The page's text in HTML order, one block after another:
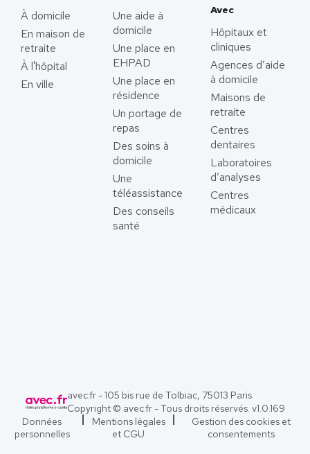
À domicile
En maison de
retraite
À l'hôpital
En ville
Une aide à
domicile
Une place en
EHPAD
Une place en
résidence
Un portage de
repas
Des soins à
domicile
Une
téléassistance
Des conseils
santé
Avec
Hôpitaux et
cliniques
Agences d’aide
à domicile
Maisons de
retraite
Centres
dentaires
Laboratoires
d’analyses
Centres
médicaux
avec.fr - 105 bis rue de Tolbiac, 75013 Paris
Copyright © avec.fr - Tous droits réservés. v1.0.169
Données
personnelles
Mentions légales
et CGU
Gestion des cookies et
consentements